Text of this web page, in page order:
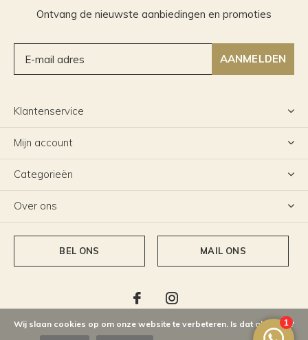
Ontvang de nieuwste aanbiedingen en promoties
AANMELDEN
Klantenservice
Mijn account
Categorieën
Over ons
BEL ONS MAIL ONS
Wij slaan cookies op om onze website te verbeteren. Is dat akkoord?